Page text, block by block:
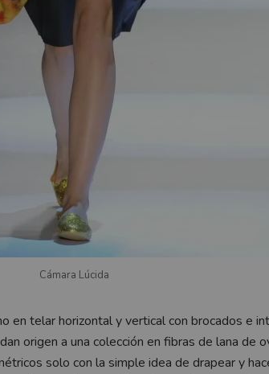
Cámara Lúcida
en telar horizontal y vertical con brocados e
origen a una colección en fibras de lana de
solo con la simple idea de drapear y